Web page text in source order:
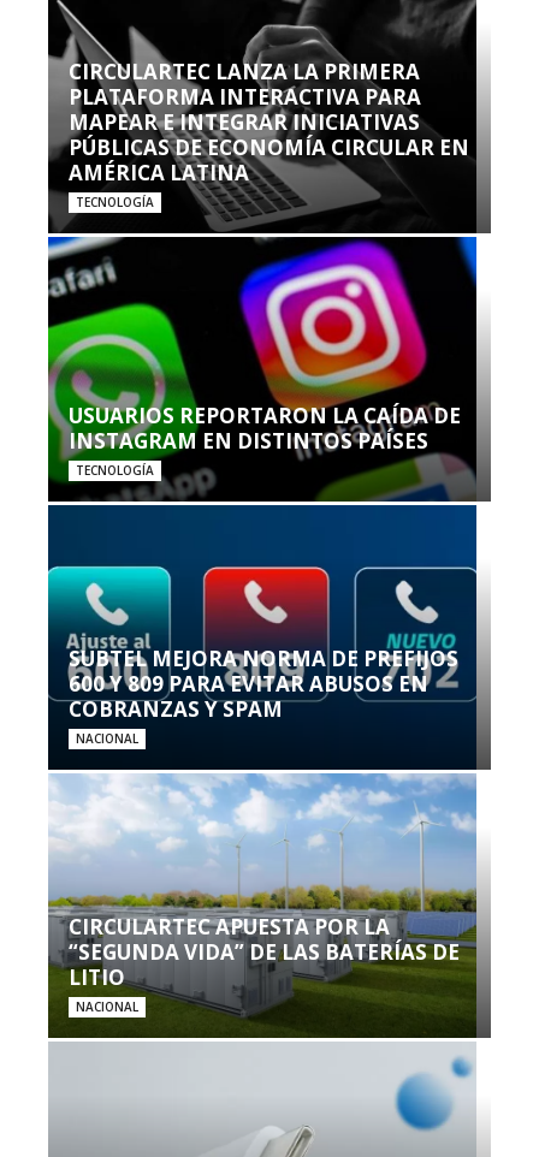
CIRCULARTEC LANZA LA PRIMERA
PLATAFORMA INTERACTIVA PARA
MAPEAR E INTEGRAR INICIATIVAS
PÚBLICAS DE ECONOMÍA CIRCULAR EN
AMÉRICA LATINA
TECNOLOGÍA
USUARIOS REPORTARON LA CAÍDA DE
INSTAGRAM EN DISTINTOS PAÍSES
TECNOLOGÍA
SUBTEL MEJORA NORMA DE PREFIJOS
600 Y 809 PARA EVITAR ABUSOS EN
COBRANZAS Y SPAM
NACIONAL
CIRCULARTEC APUESTA POR LA
“SEGUNDA VIDA” DE LAS BATERÍAS DE
LITIO
NACIONAL